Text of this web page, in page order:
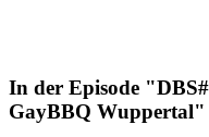
In der Episode
GayBBQ Wuppertal"